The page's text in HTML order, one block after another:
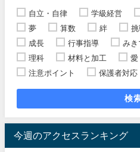
自立・自律 学級経営
夢
算数 絆 挑
成長
行事指導 みき
理科
材料と加工 愛
注意ポイント
保護者対応
検
今週のアクセスランキング